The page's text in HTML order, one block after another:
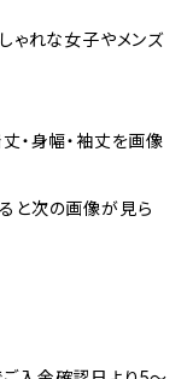
ゃれな女子やメンズ
・身幅・袖丈を画像
と次の画像が見ら